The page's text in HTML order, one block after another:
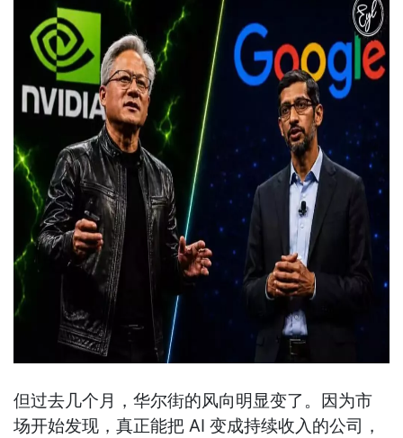
但过去几个月，华尔街的风向明显变了。因为市
场开始发现，真正能把 AI 变成持续收入的公司，